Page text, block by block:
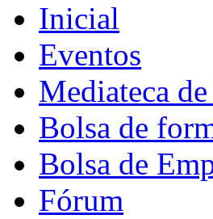
Inicial
Eventos
Mediateca
Bolsa de
Bolsa de
Fórum